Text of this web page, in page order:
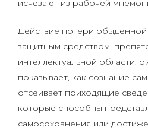
исчезают из рабочей
Действие потери
защитным средством,
интеллектуальной области.
показывает, как сознание
отсеивает приходящие
которые способны
самосохранения или